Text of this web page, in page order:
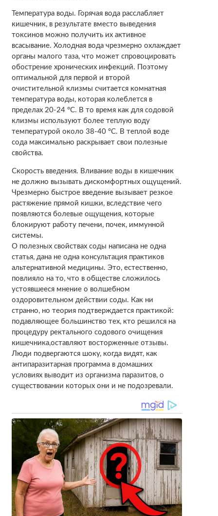
Температура воды. Горячая вода расслабляет
кишечник, в результате вместо выведения
токсинов можно получить их активное
всасывание. Холодная вода чрезмерно охлаждает
органы малого таза, что может спровоцировать
обострение хронических инфекций. Поэтому
оптимальной для первой и второй
очистительной клизмы считается комнатная
температура воды, которая колеблется в
пределах 20-24 °С. В то время как для содовой
клизмы используют более теплую воду
температурой около 38-40 °C. В теплой воде
сода максимально раскрывает свои полезные
свойства.
Скорость введения. Вливание воды в кишечник
не должно вызывать дискомфортных ощущений.
Чрезмерно быстрое введение вызывает резкое
растяжение прямой кишки, вследствие чего
появляются болевые ощущения, которые
блокируют работу печени, почек, иммунной
системы.
О полезных свойствах соды написана не одна
статья, дана не одна консультация практиков
альтернативной медицины. Это, естественно,
повлияло на то, что в обществе сложилось
устоявшееся мнение о волшебном
оздоровительном действии соды. Как ни
странно, но теория подтверждается практикой:
подавляющее большинство тех, кто решился на
процедуру ректального содового очищения
кишечника,оставляют восторженные отзывы.
Люди подвергаются шоку, когда видят, как
антипаразитарная программа в домашних
условиях выводит из организма паразитов, о
существовании которых они и не подозревали.